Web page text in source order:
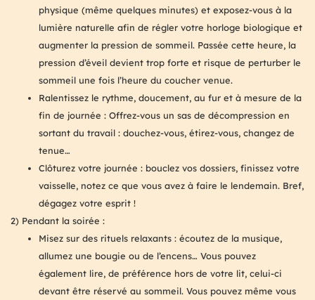
physique (même quelques minutes) et exposez-vous à la
lumière naturelle afin de régler votre horloge biologique et
augmenter la pression de sommeil. Passée cette heure, la
pression d’éveil devient trop forte et risque de perturber le
sommeil une fois l’heure du coucher venue.
Ralentissez le rythme, doucement, au fur et à mesure de la
fin de journée : Offrez-vous un sas de décompression en
sortant du travail : douchez-vous, étirez-vous, changez de
tenue…
Clôturez votre journée : bouclez vos dossiers, finissez votre
vaisselle, notez ce que vous avez à faire le lendemain. Bref,
dégagez votre esprit !
2) Pendant la soirée :
Misez sur des rituels relaxants : écoutez de la musique,
allumez une bougie ou de l’encens… Vous pouvez
également lire, de préférence hors de votre lit, celui-ci
devant être réservé au sommeil. Vous pouvez même vous